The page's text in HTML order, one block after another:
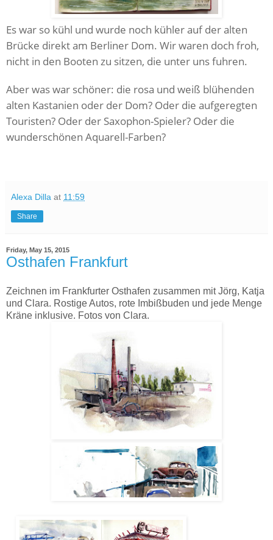
Es war so kühl und wurde noch kühler auf der alten
Brücke direkt am Berliner Dom. Wir waren doch froh,
nicht in den Booten zu sitzen, die unter uns fuhren.
Aber was war schöner: die rosa und weiß blühenden
alten Kastanien oder der Dom? Oder die aufgeregten
Touristen? Oder der Saxophon-Spieler? Oder die
wunderschönen Aquarell-Farben?
Alexa Dilla at 11:59
Share
Friday, May 15, 2015
Osthafen Frankfurt
Zeichnen im Frankfurter Osthafen zusammen mit Jörg, Katja
und Clara. Rostige Autos, rote Imbißbuden und jede Menge
Kräne inklusive. Fotos von Clara.